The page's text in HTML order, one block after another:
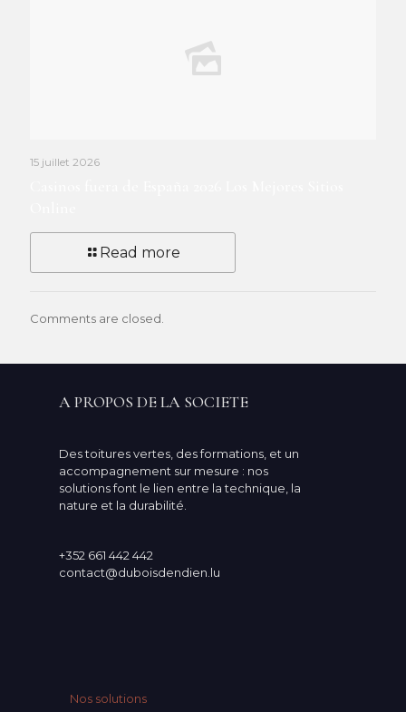
15 juillet 2026
Read more
Comments are closed.
A PROPOS DE LA SOCIETE
Des toitures vertes, des formations, et un
accompagnement sur mesure : nos
solutions font le lien entre la technique, la
nature et la durabilité.
+352 661 442 442
contact@duboisdendien.lu
Nos solutions